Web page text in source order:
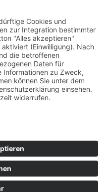
nicht aber
OEM und
leichteren Zuordnung der